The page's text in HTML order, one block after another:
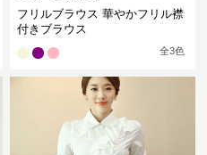
フリルブラウス 華やかフリル襟
付きブラウス
全3色